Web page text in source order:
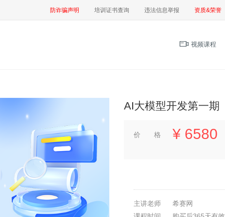
防诈骗声明 培训证书查询 违法信息举报 资质&荣誉
视频课程
AI大模型开发第一期
价 格 ¥ 6580
主讲老师
希赛网